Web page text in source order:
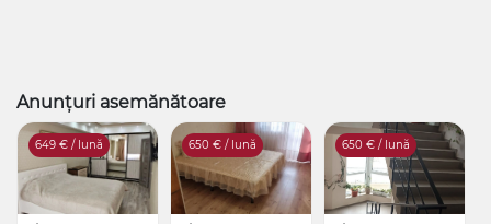
Anunțuri asemănătoare
649 € / lună 650 € / lună 650 € / lună